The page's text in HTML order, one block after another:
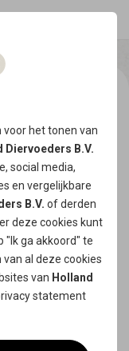
voor het tonen van
Diervoeders B.V.
social media,
en vergelijkbare
B.V. of derden
deze cookies kunt
"Ik ga akkoord" te
al deze cookies
van Holland
statement